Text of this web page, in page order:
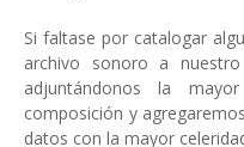
Si faltase por catalogar
archivo sonoro a
adjuntándonos la
composición y
datos con la mayor